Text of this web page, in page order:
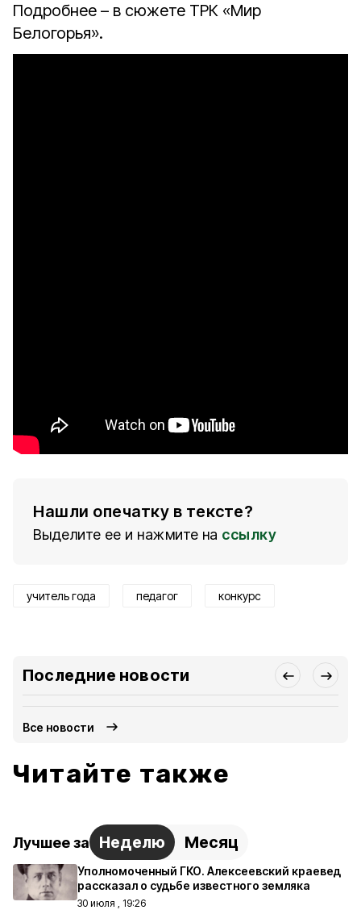
Подробнее – в сюжете ТРК «Мир
Белогорья».
Нашли опечатку в тексте?
Выделите ее и нажмите на ссылку
учитель года педагог конкурс
Последние новости
Все новости
Читайте также
Лучшее за Неделю Месяц
Уполномоченный ГКО. Алексеевский краевед
рассказал о судьбе известного земляка
30 июля , 19:26